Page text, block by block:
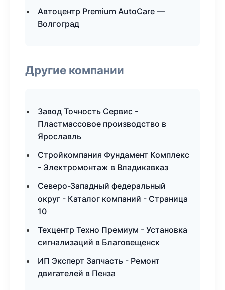
Автоцентр Premium AutoCare —
Волгоград
Другие компании
Завод Точность Сервис -
Пластмассовое производство в
Ярославль
Стройкомпания Фундамент Комплекс
- Электромонтаж в Владикавказ
Северо-Западный федеральный
округ - Каталог компаний - Страница
10
Техцентр Техно Премиум - Установка
сигнализаций в Благовещенск
ИП Эксперт Запчасть - Ремонт
двигателей в Пенза